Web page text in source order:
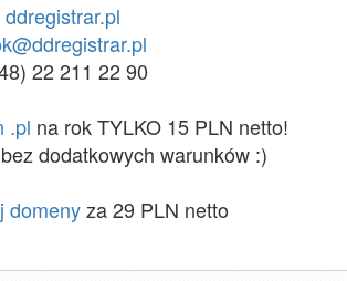
ddregistrar.pl
22 211 22 90
.pl na rok TYLKO 15 PLN netto!
dodatkowych warunków :)
domenyza 29 PLN netto